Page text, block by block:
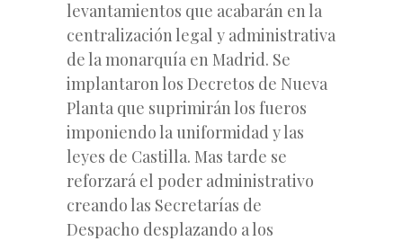
levantamientos que acabarán en la
centralización legal y administrativa
de la monarquía en Madrid. Se
implantaron los Decretos de Nueva
Planta que suprimirán los fueros
imponiendo la uniformidad y las
leyes de Castilla. Mas tarde se
reforzará el poder administrativo
creando las Secretarías de
Despacho desplazando a los